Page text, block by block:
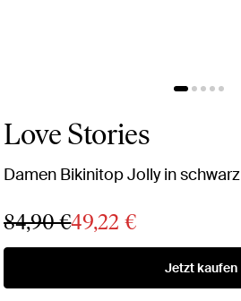
Love Stories
Damen Bikinitop Jolly in schwarz
84,90 €49,22 €
Jetzt kaufen